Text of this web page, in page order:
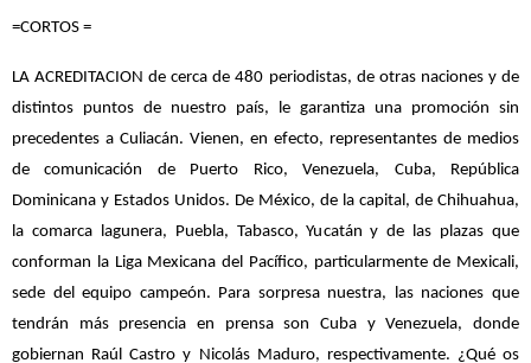
=CORTOS =
LA ACREDITACION de cerca de 480 periodistas, de otras naciones y de
distintos puntos de nuestro país, le garantiza una promoción sin
precedentes a Culiacán. Vienen, en efecto, representantes de medios
de comunicación de Puerto Rico, Venezuela, Cuba, República
Dominicana y Estados Unidos. De México, de la capital, de Chihuahua,
la comarca lagunera, Puebla, Tabasco, Yucatán y de las plazas que
conforman la Liga Mexicana del Pacífico, particularmente de Mexicali,
sede del equipo campeón. Para sorpresa nuestra, las naciones que
tendrán más presencia en prensa son Cuba y Venezuela, donde
gobiernan Raúl Castro y Nicolás Maduro, respectivamente. ¿Qué os